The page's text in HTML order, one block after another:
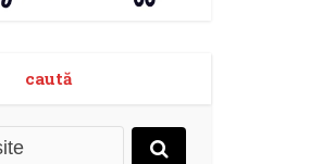
caută